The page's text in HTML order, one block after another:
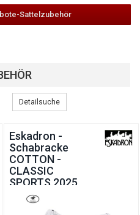
Sattelzubehör
Detailsuche
Eskadron -
Schabracke
COTTON -
CLASSIC
SPORTS 2025